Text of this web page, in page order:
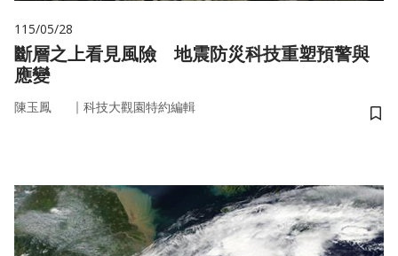
115/05/28
斷層之上看見風險 地震防災科技重塑預警與
應變
陳玉鳳 ｜ 科技大觀園特約編輯
儲